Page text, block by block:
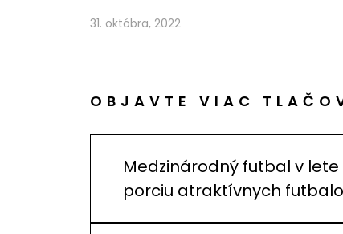
31. októbra, 2022
OBJAVTE VIAC
Medzinárodný futbal v
porciu atraktívnych